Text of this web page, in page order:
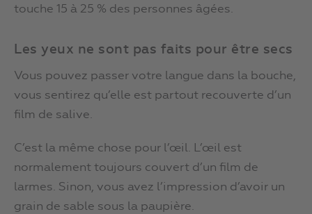
touche 15 à 25 % des personnes âgées.
Les yeux ne sont pas faits pour être secs
Vous pouvez passer votre langue dans la bouche,
vous sentirez qu’elle est partout recouverte d’un
film de salive.
C’est la même chose pour l’œil. L’œil est
normalement toujours couvert d’un film de
larmes. Sinon, vous avez l’impression d’avoir un
grain de sable sous la paupière.